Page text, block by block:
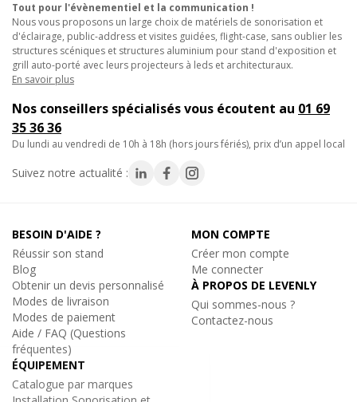
Tout pour l'évènementiel et la communication !
Nous vous proposons un large choix de matériels de sonorisation et
d'éclairage, public-address et visites guidées, flight-case, sans oublier les
structures scéniques et structures aluminium pour stand d'exposition et
grill auto-porté avec leurs projecteurs à leds et architecturaux.
En savoir plus
Nos conseillers spécialisés vous écoutent au 01 69
35 36 36
du lundi au vendredi de 10h à 18h (hors jours fériés), prix d’un appel local
Suivez notre actualité :
BESOIN D'AIDE ?
Réussir son stand
Blog
Obtenir un devis personnalisé
Modes de livraison
Modes de paiement
Aide / FAQ (Questions
fréquentes)
ÉQUIPEMENT
Catalogue par marques
MON COMPTE
Créer mon compte
Me connecter
À PROPOS DE LEVENLY
Qui sommes-nous ?
Contactez-nous